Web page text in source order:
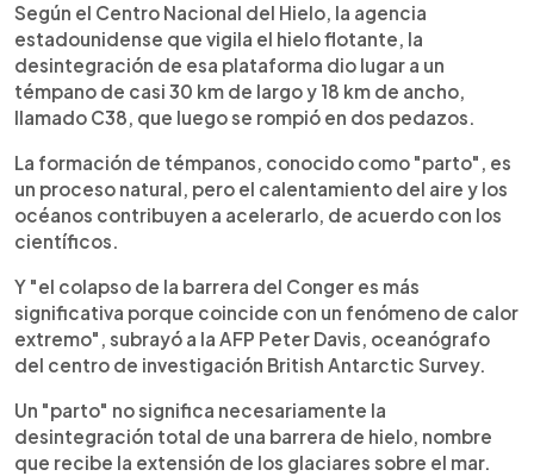
Según el Centro Nacional del Hielo, la agencia
estadounidense que vigila el hielo flotante, la
desintegración de esa plataforma dio lugar a un
témpano de casi 30 km de largo y 18 km de ancho,
llamado C38, que luego se rompió en dos pedazos.
La formación de témpanos, conocido como "parto", es
un proceso natural, pero el calentamiento del aire y los
océanos contribuyen a acelerarlo, de acuerdo con los
científicos.
Y "el colapso de la barrera del Conger es más
significativa porque coincide con un fenómeno de calor
extremo", subrayó a la AFP Peter Davis, oceanógrafo
del centro de investigación British Antarctic Survey.
Un "parto" no significa necesariamente la
desintegración total de una barrera de hielo, nombre
que recibe la extensión de los glaciares sobre el mar.